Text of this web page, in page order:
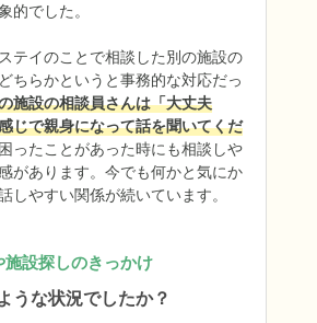
的でした。
テイのことで相談した別の施設の
ちらかというと事務的な対応だっ
施設の相談員さんは「大丈夫
じで親身になって話を聞いてくだ
ったことがあった時にも相談しや
があります。今でも何かと気にか
しやすい関係が続いています。
設探しのきっかけ
うな状況でしたか？